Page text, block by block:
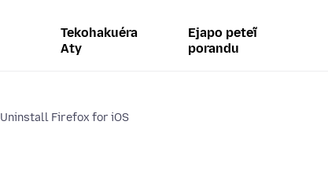
Tekohakuéra
Aty
Ejapo peteĩ
porandu
Uninstall Firefox for iOS